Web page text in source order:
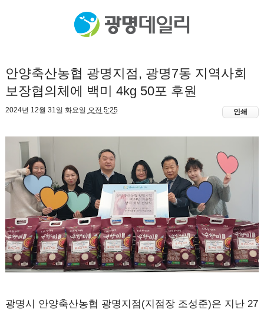
안양축산농협 광명지점, 광명7동 지역사회
보장협의체에 백미 4kg 50포 후원
2024년 12월 31일 화요일 오전 5:25 인쇄
광명시 안양축산농협 광명지점(지점장 조성준)은 지난 27